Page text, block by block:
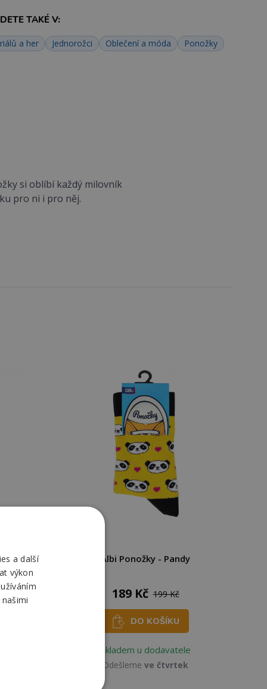
TAKÉ V:
a her Jednorožci Oblečení a móda Ponožky
si oblíbí každý milovník
pro ni i pro něj.
uni
Albi Ponožky - Pandy
189 Kč 199 Kč
DO KOŠÍKU
Skladem u dodavatele
Odešleme ve čtvrtek
a další
výkon